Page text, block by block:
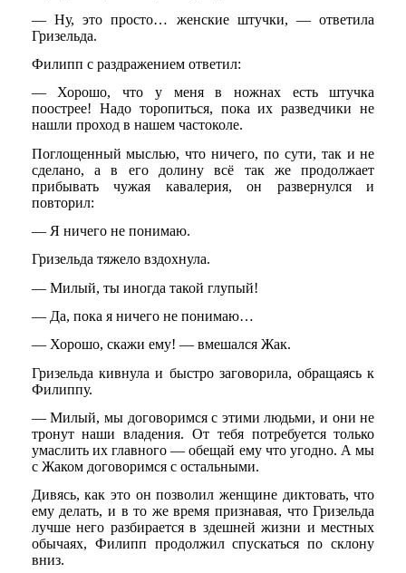
— Ну, это просто… женские штучки, — ответила
Гризельда.
Филипп с раздражением ответил:
— Хорошо, что у меня в ножнах есть штучка
поострее! Надо торопиться, пока их разведчики не
нашли проход в нашем частоколе.
Поглощенный мыслью, что ничего, по сути, так и не
сделано, а в его долину всё так же продолжает
прибывать чужая кавалерия, он развернулся и
повторил:
— Я ничего не понимаю.
Гризельда тяжело вздохнула.
— Милый, ты иногда такой глупый!
— Да, пока я ничего не понимаю…
— Хорошо, скажи ему! — вмешался Жак.
Гризельда кивнула и быстро заговорила, обращаясь к
Филиппу.
— Милый, мы договоримся с этими людьми, и они не
тронут наши владения. От тебя потребуется только
умаслить их главного — обещай ему что угодно. А мы
с Жаком договоримся с остальными.
Дивясь, как это он позволил женщине диктовать, что
ему делать, и в то же время признавая, что Гризельда
лучше него разбирается в здешней жизни и местных
обычаях, Филипп продолжил спускаться по склону
вниз.